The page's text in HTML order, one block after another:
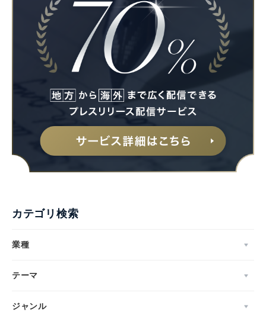
カテゴリ検索
業種
テーマ
ジャンル